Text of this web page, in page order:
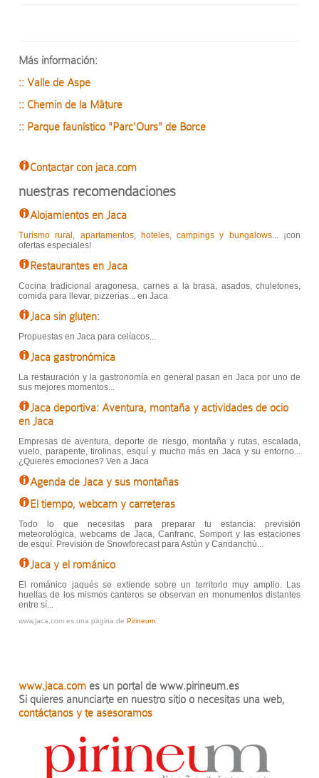
Más información:
:: Valle de Aspe
:: Chemin de la Mâture
:: Parque faunístico "Parc'Ours" de Borce
Contactar con jaca.com
nuestras recomendaciones
Alojamientos en Jaca
Turismo rural , apartamentos, hoteles,campings y bungalows... ¡con
ofertas especiales!
Restaurantes en Jaca
Cocina tradicional aragonesa, carnes a la brasa, asados, chuletones,
comida para llevar, pizzerias... en Jaca
Jaca sin gluten:
Propuestas en Jaca para celíacos...
Jaca gastronómica
La restauración y la gastronomía en general pasan en Jaca por uno de
sus mejores momentos...
Jaca deportiva: Aventura, montaña y actividades de ocio
en Jaca
Empresas de aventura, deporte de riesgo, montaña y rutas, escalada,
vuelo, parapente, tirolinas, esquí y mucho más en Jaca y su entorno...
¿Quieres emociones? Ven a Jaca
Agenda de Jaca y sus montañas
El tiempo, webcam y carreteras
Todo lo que necesitas para preparar tu estancia: previsión
meteorológica, webcams de Jaca, Canfranc, Somport y las estaciones
de esquí. Previsión de Snowforecast para Astún y Candanchú...
Jaca y el románico
El románico jaqués se extiende sobre un territorio muy amplio. Las
huellas de los mismos canteros se observan en monumentos distantes
entre sí...
www.jaca.com es una página de Pirineum
www.jaca.com es un portal de www.pirineum.es
Si quieres anunciarte en nuestro sitio o necesitas una web,
contáctanos y te asesoramos